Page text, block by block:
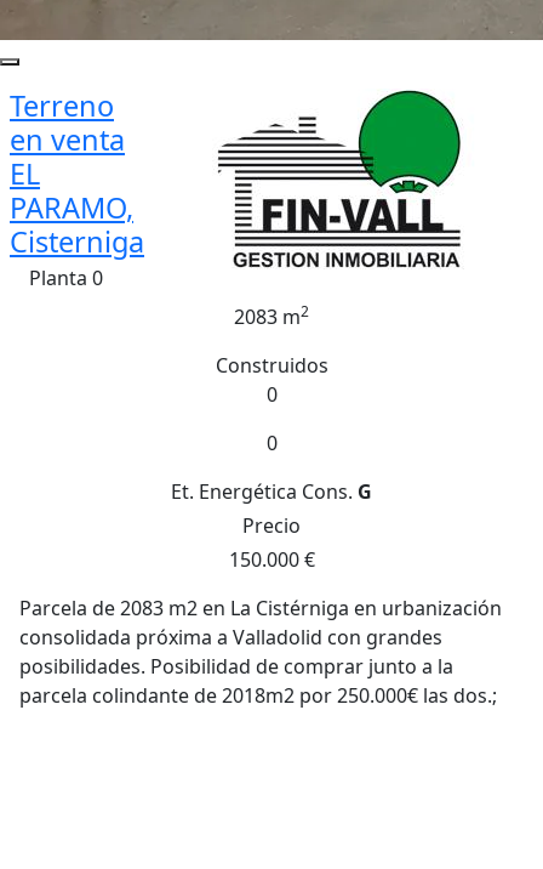
Terreno
en venta
EL
PARAMO,
Cisterniga
Planta 0
2083 m2
Construidos
0
0
Et. Energética Cons. G
Precio
150.000 €
Parcela de 2083 m2 en La Cistérniga en urbanización
consolidada próxima a Valladolid con grandes
posibilidades. Posibilidad de comprar junto a la
parcela colindante de 2018m2 por 250.000€ las dos.;